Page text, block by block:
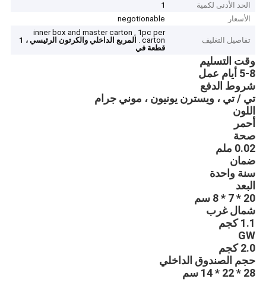
الحد الأدنى لكمية
1
الأسعار
negotionable
تفاصيل التغليف
inner box and master carton , 1pc per
carton .
المربع الداخلي والكرتون الرئيسي ، 1
قطعة في
وقت التسليم
5-8 أيام عمل
شروط الدفع
تي / تي ، ويسترن يونيون ، موني جرام
اللون
أحمر
صحة
0.02 ملم
ضمان
سنة واحدة
البعد
20 * 7 * 8 سم
شمال غرب
1.1 كجم
GW
2.0 كجم
حجم الصندوق الداخلي
28 * 22 * ​​14 سم